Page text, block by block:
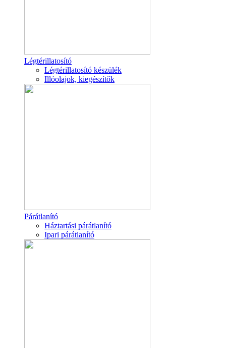
Légtérillatosító
Légtérillatosító készülék
Illóolajok, kiegészítők
Párátlanító
Háztartási párátlanító
Ipari párátlanító